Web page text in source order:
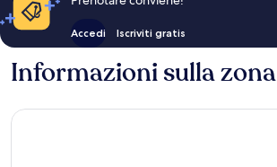
Accedi Iscriviti gratis
Informazioni sulla zona